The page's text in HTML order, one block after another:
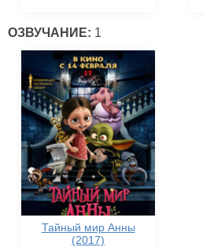
ОЗВУЧАНИЕ: 1
Тайный мир Анны
(2017)